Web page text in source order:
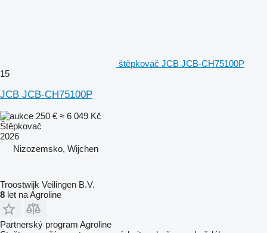
štěpkovač JCB JCB-CH75100P
15
JCB JCB-CH75100P
250 € ≈ 6 049 Kč
Štěpkovač
2026
Nizozemsko, Wijchen
Troostwijk Veilingen B.V.
8 let na Agroline
Partnerský program Agroline